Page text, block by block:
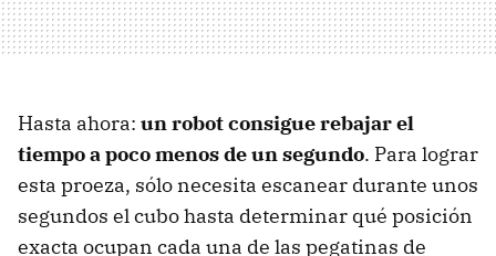
Hasta ahora: un robot consigue rebajar el
tiempo a poco menos de un segundo. Para lograr
esta proeza, sólo necesita escanear durante unos
segundos el cubo hasta determinar qué posición
exacta ocupan cada una de las pegatinas de